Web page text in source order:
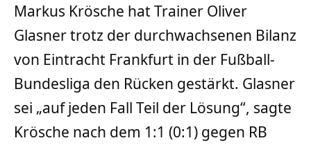
Markus Krösche hat Trainer Oliver
Glasner trotz der durchwachsenen Bilanz
von Eintracht Frankfurt in der Fußball-
Bundesliga den Rücken gestärkt. Glasner
sei „auf jeden Fall Teil der Lösung“, sagte
Krösche nach dem 1:1 (0:1) gegen RB